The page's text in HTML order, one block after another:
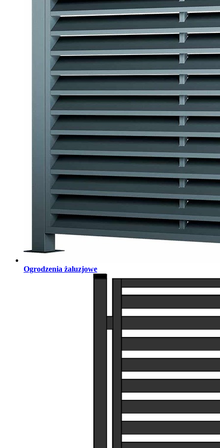
Ogrodzenia żaluzjowe